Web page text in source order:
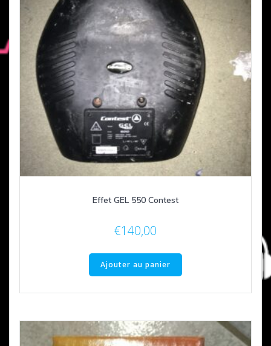
Effet GEL 550 Contest
€140,00
Ajouter au panier